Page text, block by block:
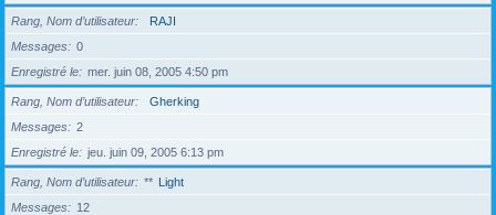
Rang, Nom d’utilisateur
RAJI
Messages
0
Enregistré le
mer. juin 08, 2005 4:50 pm
Rang, Nom d’utilisateur
Gherking
Messages
2
Enregistré le
jeu. juin 09, 2005 6:13 pm
Rang, Nom d’utilisateur ** Light
Messages
12